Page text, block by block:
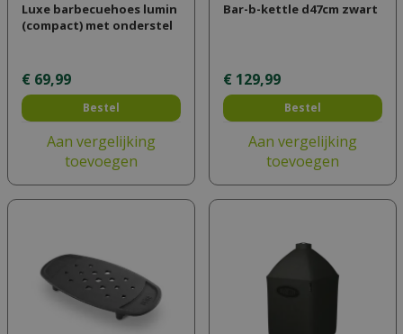
Luxe barbecuehoes lumin
(compact) met onderstel
€ 69,99
Bestel
Aan vergelijking
toevoegen
Bar-b-kettle d47cm zwart
€ 129,99
Bestel
Aan vergelijking
toevoegen